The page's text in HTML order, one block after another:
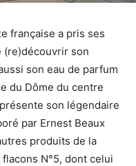
française a pris ses
(re)découvrir son
son eau de parfum
du Dôme du centre
son légendaire
par Ernest Beaux
produits de la
N°5, dont celui